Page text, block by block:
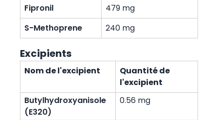
Fipronil
479 mg
S-Methoprene
240 mg
Excipients
Nom de l'excipient
Quantité de
l'excipient
Butylhydroxyanisole
(E320)
0.56 mg